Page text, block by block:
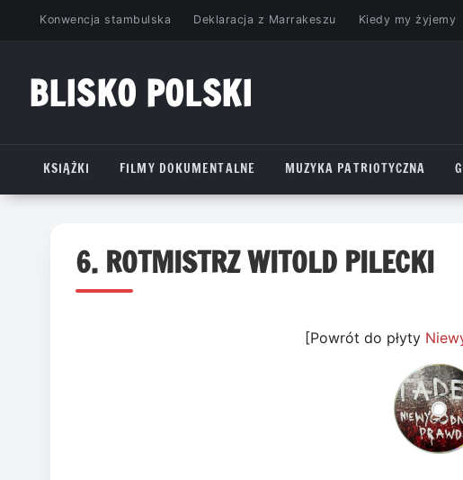
PrzejdźKonwencja stambulska Deklaracja z Marrakeszu Kiedy my żyjemy
BLISKO POLSKI
KSIĄŻKI
FILMY DOKUMENTALNE MUZYKA PATRIOTYCZNA
6. ROTMISTRZ WITOLD PILECKI
[Powrót do płyty